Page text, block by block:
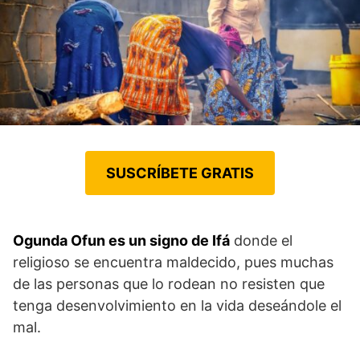
SUSCRÍBETE GRATIS
Ogunda Ofun es un signo de Ifá donde el
religioso se encuentra maldecido, pues muchas
de las personas que lo rodean no resisten que
tenga desenvolvimiento en la vida deseándole el
mal.